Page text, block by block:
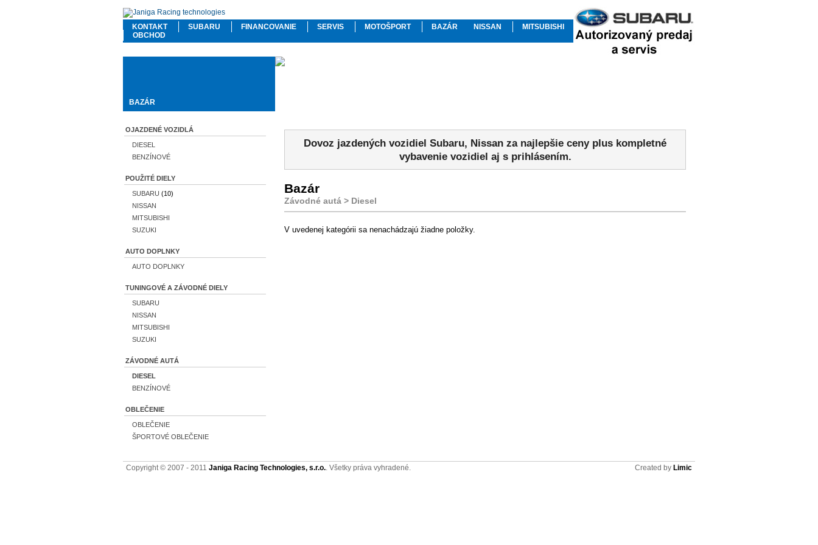
NISSAN MITSUBISHI
KONTAKT SUBARU FINANCOVANIE SERVIS MOTOŠPORT
BAZÁR
OBCHOD
BAZÁR
OJAZDENÉ VOZIDLÁ
DIESEL
BENZÍNOVÉ
POUŽITÉ DIELY
SUBARU (10)
NISSAN
MITSUBISHI
SUZUKI
AUTO DOPLNKY
AUTO DOPLNKY
TUNINGOVÉ A ZÁVODNÉ DIELY
SUBARU
NISSAN
MITSUBISHI
SUZUKI
ZÁVODNÉ AUTÁ
DIESEL
BENZÍNOVÉ
OBLEČENIE
OBLEČENIE
ŠPORTOVÉ OBLEČENIE
Dovoz jazdených vozidiel Subaru, Nissan za najlepšie ceny plus kompletné
vybavenie vozidiel aj s prihlásením.
Bazár
Závodné autá > Diesel
V uvedenej kategórii sa nenachádzajú žiadne položky.
Copyright © 2007 - 2011 Janiga Racing Technologies, s.r.o.. Všetky práva vyhradené. Created by Limic